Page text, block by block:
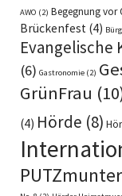
AWO (2) Begegnung vor
Brückenfest (4)
Evangelische
(6) Gastronomie (2)
GrünFrau
(4) Hörde (8)
PUTZmunter